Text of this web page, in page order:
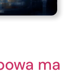
ma